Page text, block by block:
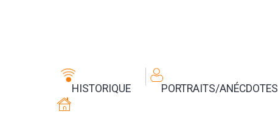
HISTORIQUE PORTRAITS/ANÉCDOTES